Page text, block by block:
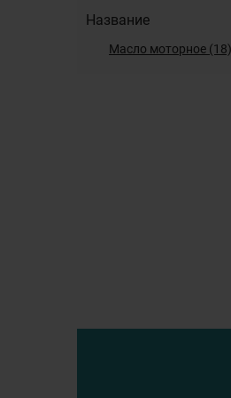
Название
масло моторное (18)